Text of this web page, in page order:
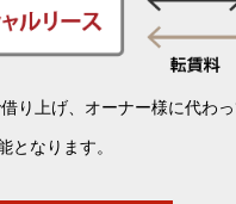
り上げ、オーナー様に代わ
なります。